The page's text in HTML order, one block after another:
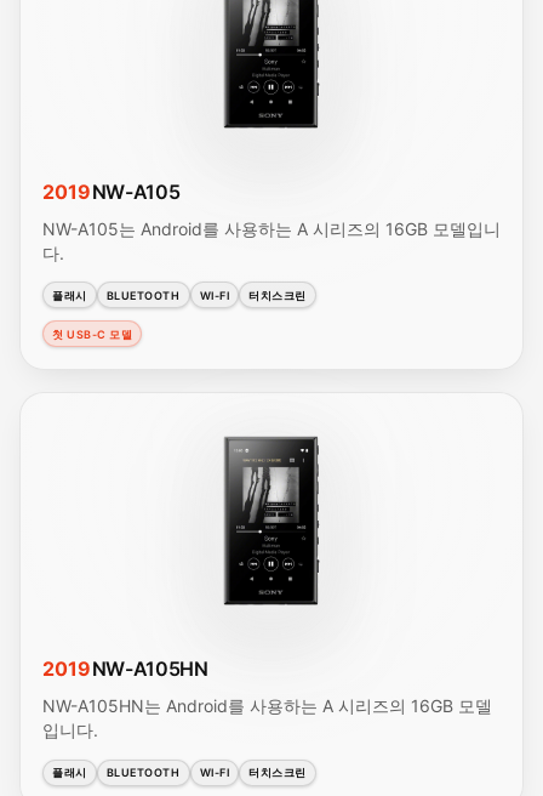
2019NW-A105
NW-A105는 Android를 사용하는 A 시리즈의 16GB 모델입니
다.
플래시 BLUETOOTH WI-FI 터치스크린
첫 USB-C 모델
2019NW-A105HN
NW-A105HN는 Android를 사용하는 A 시리즈의 16GB 모델
입니다.
플래시 BLUETOOTH WI-FI 터치스크린